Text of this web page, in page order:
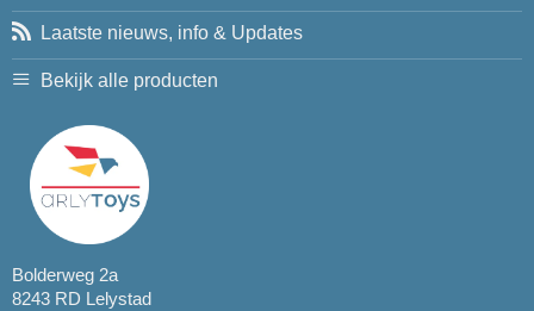
Laatste nieuws, info & Updates
Bekijk alle producten
Bolderweg 2a
8243 RD Lelystad